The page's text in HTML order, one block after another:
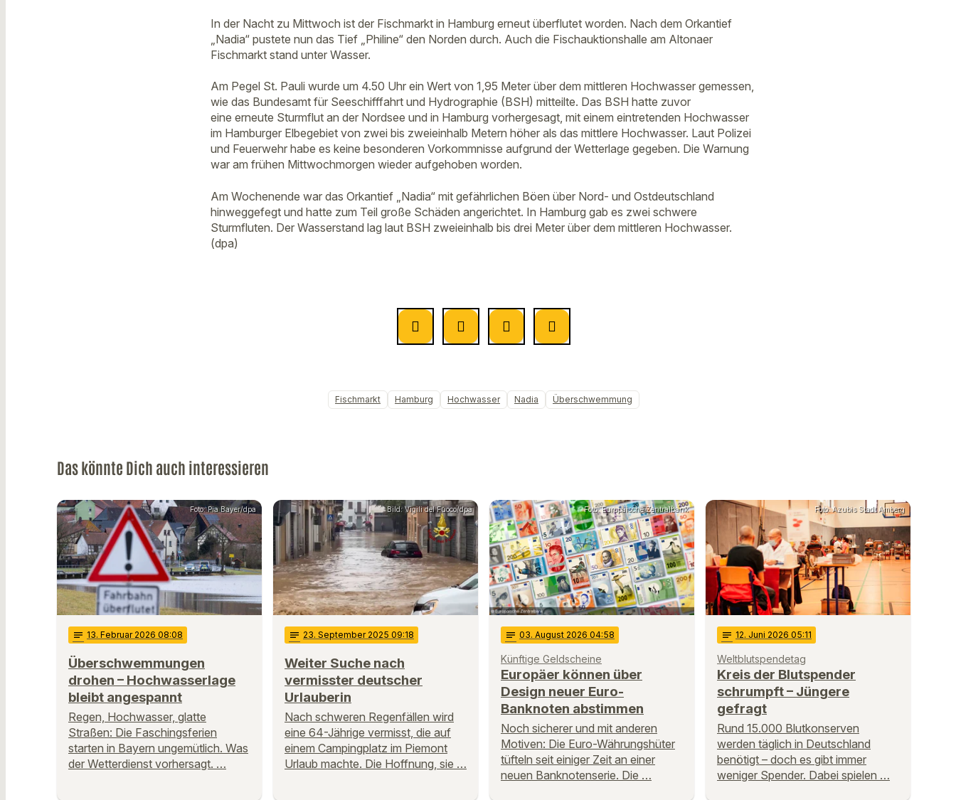
In der Nacht zu Mittwoch ist der Fischmarkt in Hamburg erneut überflutet worden. Nach dem Orkantief
„Nadia“ pustete nun das Tief „Philine“ den Norden durch. Auch die Fischauktionshalle am Altonaer
Fischmarkt stand unter Wasser.
Am Pegel St. Pauli wurde um 4.50 Uhr ein Wert von 1,95 Meter über dem mittleren Hochwasser gemessen,
wie das Bundesamt für Seeschifffahrt und Hydrographie (BSH) mitteilte. Das BSH hatte zuvor
eine erneute Sturmflut an der Nordsee und in Hamburg vorhergesagt, mit einem eintretenden Hochwasser
im Hamburger Elbegebiet von zwei bis zweieinhalb Metern höher als das mittlere Hochwasser. Laut Polizei
und Feuerwehr habe es keine besonderen Vorkommnisse aufgrund der Wetterlage gegeben. Die Warnung
war am frühen Mittwochmorgen wieder aufgehoben worden.
Am Wochenende war das Orkantief „Nadia“ mit gefährlichen Böen über Nord- und Ostdeutschland
hinweggefegt und hatte zum Teil große Schäden angerichtet. In Hamburg gab es zwei schwere
Sturmfluten. Der Wasserstand lag laut BSH zweieinhalb bis drei Meter über dem mittleren Hochwasser.
(dpa)
Fischmarkt Hamburg Hochwasser Nadia Überschwemmung
Das könnte Dich auch interessieren
Foto: Pia Bayer/dpa
notes 13. Februar 2026 08:08
Überschwemmungen
drohen – Hochwasserlage
bleibt angespannt
Regen, Hochwasser, glatte
Straßen: Die Faschingsferien
starten in Bayern ungemütlich. Was
der Wetterdienst vorhersagt. …
Bild: Vigili del Fuoco/dpa
notes 23. September 2025 09:18
Weiter Suche nach
vermisster deutscher
Urlauberin
Nach schweren Regenfällen wird
eine 64-Jährige vermisst, die auf
einem Campingplatz im Piemont
Urlaub machte. Die Hoffnung, sie …
Foto: Europäische Zentralbank
notes 03. August 2026 04:58
Künftige Geldscheine
Europäer können über
Design neuer Euro-
Banknoten abstimmen
Noch sicherer und mit anderen
Motiven: Die Euro-Währungshüter
tüfteln seit einiger Zeit an einer
neuen Banknotenserie. Die …
Foto: Azubis Stadt Amberg
notes 12. Juni 2026 05:11
Weltblutspendetag
Kreis der Blutspender
schrumpft – Jüngere
gefragt
Rund 15.000 Blutkonserven
werden täglich in Deutschland
benötigt – doch es gibt immer
weniger Spender. Dabei spielen …